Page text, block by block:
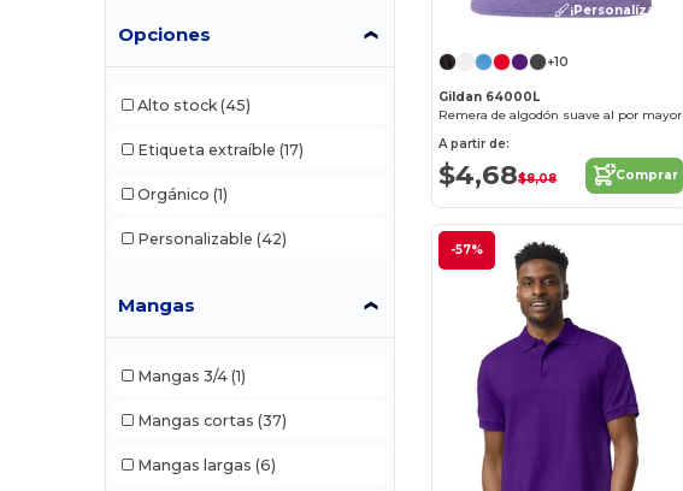
Gildan (45)
LAT (2)
Next Level Apparel
Rabbit Skins
Russell
Opciones
Alto stock (45)
Etiqueta extraíble (17)
Orgánico (1)
Personalizable (42)
Mangas
Mangas 3/4 (1)
Mangas cortas (37)
Mangas largas (6)
¡Personalízalo!
+10
Gildan 64000L
Remera de algodón suave al por mayor
A partir de:
$4,68$8,08 Comprar
-57%